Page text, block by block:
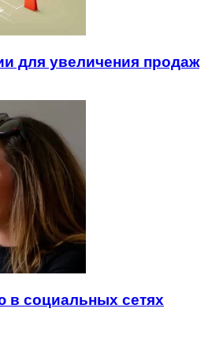
для увеличения продаж
в социальных сетях